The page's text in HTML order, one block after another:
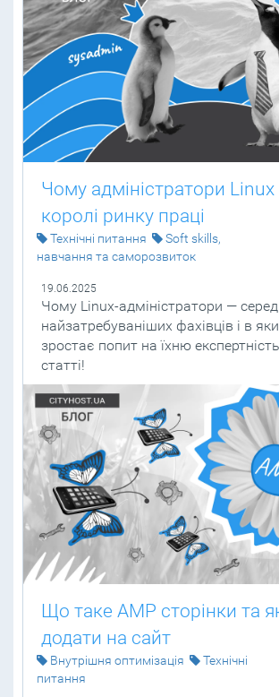
Чому адміністратори Linux
королі ринку праці
Технічні питання
Soft skills,
навчання та саморозвиток
19.06.2025
Чому Linux-адміністратори — серед
найзатребуваніших фахівців і в
зростає попит на їхню
статті!
Що таке AMP сторінки та
додати на сайт
Внутрішня оптимізація
Технічні
питання